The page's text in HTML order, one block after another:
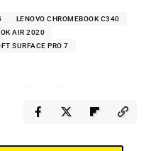
LENOVO CHROMEBOOK C340
AIR 2020
SURFACE PRO 7